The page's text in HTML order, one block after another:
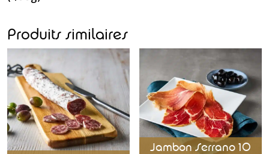
Produits similaires
Jambon Serrano 10